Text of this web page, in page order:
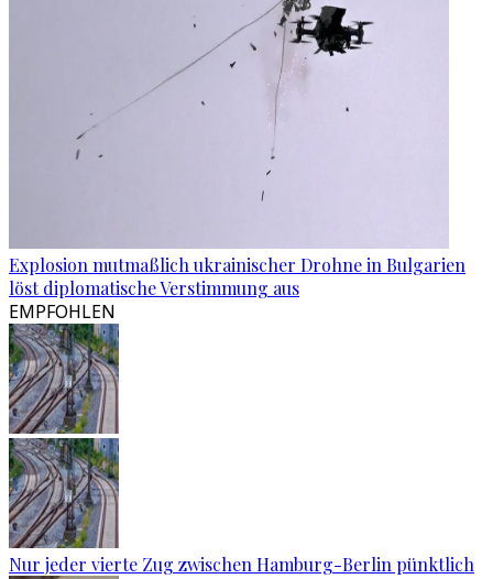
Explosion mutmaßlich ukrainischer Drohne in Bulgarien
löst diplomatische Verstimmung aus
EMPFOHLEN
Nur jeder vierte Zug zwischen Hamburg-Berlin pünktlich